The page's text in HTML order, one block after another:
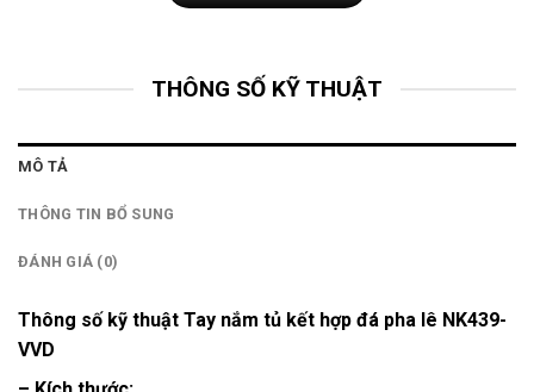
THÔNG SỐ KỸ THUẬT
MÔ TẢ
THÔNG TIN BỔ SUNG
ĐÁNH GIÁ (0)
Thông số kỹ thuật Tay nắm tủ kết hợp đá pha lê NK439-
VVD